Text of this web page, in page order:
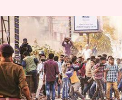
पूर्वोत्तर में प्रदर्शनों
अमेरिका, इंग्लैंड ने
लिए जारी की
लेखन प्रमोद कुमार Dec 14, 2019 10:26